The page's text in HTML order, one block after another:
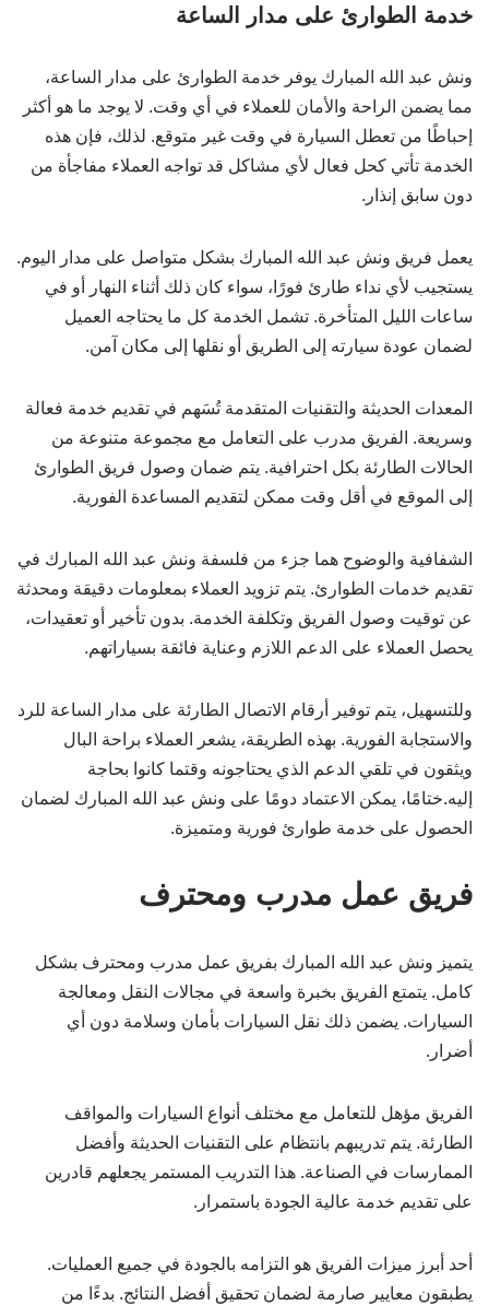
خدمة الطوارئ على مدار الساعة
ونش عبد الله المبارك يوفر خدمة الطوارئ على مدار الساعة،
مما يضمن الراحة والأمان للعملاء في أي وقت. لا يوجد ما هو أكثر
إحباطًا من تعطل السيارة في وقت غير متوقع. لذلك، فإن هذه
الخدمة تأتي كحل فعال لأي مشاكل قد تواجه العملاء مفاجأة من
دون سابق إنذار.
يعمل فريق ونش عبد الله المبارك بشكل متواصل على مدار اليوم.
يستجيب لأي نداء طارئ فورًا، سواء كان ذلك أثناء النهار أو في
ساعات الليل المتأخرة. تشمل الخدمة كل ما يحتاجه العميل
لضمان عودة سيارته إلى الطريق أو نقلها إلى مكان آمن.
المعدات الحديثة والتقنيات المتقدمة تُسَهم في تقديم خدمة فعالة
وسريعة. الفريق مدرب على التعامل مع مجموعة متنوعة من
الحالات الطارئة بكل احترافية. يتم ضمان وصول فريق الطوارئ
إلى الموقع في أقل وقت ممكن لتقديم المساعدة الفورية.
الشفافية والوضوح هما جزء من فلسفة ونش عبد الله المبارك في
تقديم خدمات الطوارئ. يتم تزويد العملاء بمعلومات دقيقة ومحدثة
عن توقيت وصول الفريق وتكلفة الخدمة. بدون تأخير أو تعقيدات،
يحصل العملاء على الدعم اللازم وعناية فائقة بسياراتهم.
وللتسهيل، يتم توفير أرقام الاتصال الطارئة على مدار الساعة للرد
والاستجابة الفورية. بهذه الطريقة، يشعر العملاء براحة البال
ويثقون في تلقي الدعم الذي يحتاجونه وقتما كانوا بحاجة
إليه.ختامًا، يمكن الاعتماد دومًا على ونش عبد الله المبارك لضمان
الحصول على خدمة طوارئ فورية ومتميزة.
فريق عمل مدرب ومحترف
يتميز ونش عبد الله المبارك بفريق عمل مدرب ومحترف بشكل
كامل. يتمتع الفريق بخبرة واسعة في مجالات النقل ومعالجة
السيارات. يضمن ذلك نقل السيارات بأمان وسلامة دون أي
أضرار.
الفريق مؤهل للتعامل مع مختلف أنواع السيارات والمواقف
الطارئة. يتم تدريبهم بانتظام على التقنيات الحديثة وأفضل
الممارسات في الصناعة. هذا التدريب المستمر يجعلهم قادرين
على تقديم خدمة عالية الجودة باستمرار.
أحد أبرز ميزات الفريق هو التزامه بالجودة في جميع العمليات.
يطبقون معايير صارمة لضمان تحقيق أفضل النتائج. بدءًا من